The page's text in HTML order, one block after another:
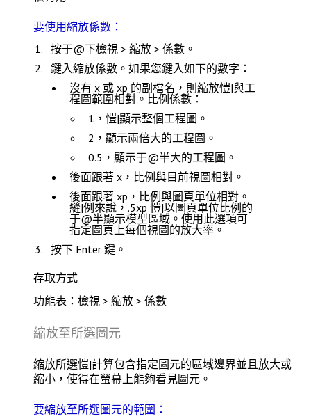
要使用縮放係數：
按于@下檢視 > 縮放 > 係數 。
鍵入縮放係數。如果您鍵入如下的數字：
沒有x 或xp 的副檔名，則縮放愷|與工
程圖範圍相對。比例係數：
1，愷|顯示整個工程圖。
2，顯示兩倍大的工程圖。
0.5，顯示于@半大的工程圖。
後面跟著x ，比例與目前視圖相對。
後面跟著xp ，比例與圖頁單位相對。
縫|例來說，.5xp 愷|以圖頁單位比例的
于@半顯示模型區域。使用此選項可
指定圖頁上每個視圖的放大率。
按下 Enter 鍵。
存取方式
功能表：檢視 > 縮放 > 係數
縮放至所選圖元
縮放所選愷|計算包含指定圖元的區域邊界並且放大或
縮小，使得在螢幕上能夠看見圖元。
要縮放至所選圖元的範圍：